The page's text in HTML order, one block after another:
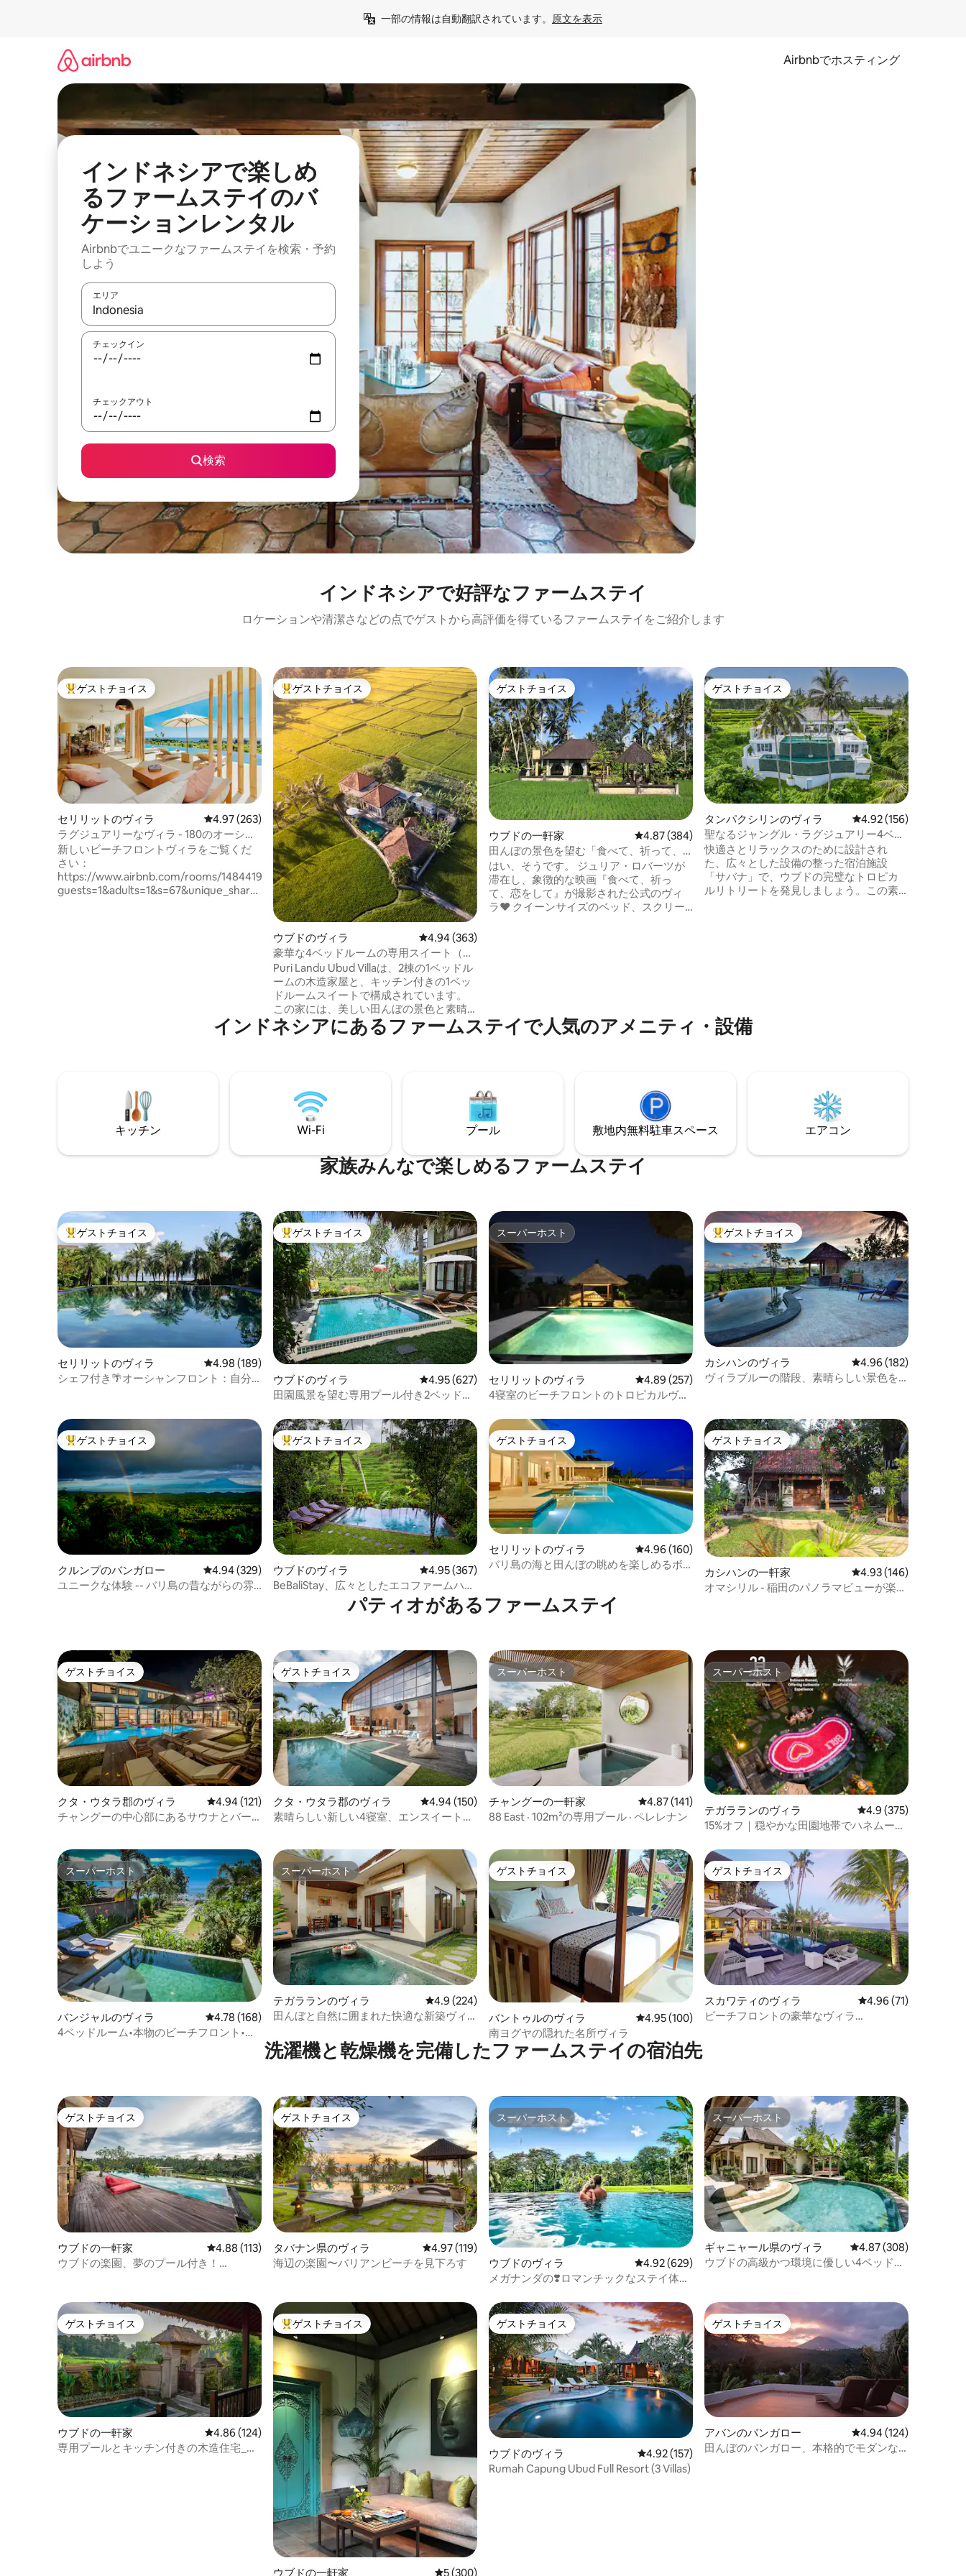
一部の情報は自動翻訳されています。 原文を表示
Airbnbでホスティング
インドネシアで楽しめ
るファームステイのバ
ケーションレンタル
Airbnbでユニークなファームステイを検索・予約
しよう
エリア
検索結果が表示されたら、上下の矢印キーを使って移動するか、画面をタッチまたはスワイプして検索結果を確認することができます。
チェックイン
チェックアウト
検索
インドネシアで好評なファームステイ
ロケーションや清潔さなどの点でゲストから高評価を得ているファームステイをご紹介します
大好評のゲストチョイスです。
ゲストチョイス
セリリットのヴィラ レビュー263件、5つ星中4.97つ星の平均評価
4.97 (263)
ラグジュアリーなヴィラ - 180のオーシャ
ンビュー+ 20メートルのプール
新しいビーチフロントヴィラをご覧くだ
さい：
https://www.airbnb.com/rooms/1484419954615053526?
guests=1&adults=1&s=67&unique_share_id=da7e2d8c-
大好評のゲストチョイスです。
ゲストチョイス
ウブドのヴィラ レビュー363件、5つ星中4.94つ星の平均評価
4.94 (363)
豪華な4ベッドルームの専用スイート（専
用プール付き）
Puri Landu Ubud Villaは、2棟の1ベッドル
ームの木造家屋と、キッチン付きの1ベッ
ドルームスイートで構成されています。
この家には、美しい田んぼの景色と素晴
らしいプールがあり、バリ島ウブドの豪
華なテイストと自然な感触が組み合わさ
ラックスしたホリデーをお楽しみいただ
くために、思い出に残る滞在と卓越した
サービスを提供できるよう最善を尽くし
ます。 180度の田んぼの景色が見えます。
ゲストチョイス
ゲストチョイス
ウブドの一軒家 レビュー384件、5つ星中4.87つ星の平均評価
4.87 (384)
田んぼの景色を望む「食べて、祈って、
恋をして」の伝説の家
はい、そうです。 ジュリア・ロバーツが
滞在し、象徴的な映画『食べて、祈っ
て、恋をして』が撮影された公式のヴィ
ラ❤️ クイーンサイズのベッド、スクリー
ゼボもあります。ヨガ、瞑想、深い休息
に最適です。もしかしたら、肝臓で笑う
ゲストチョイス
ゲストチョイス
タンパクシリンのヴィラ レビュー156件、5つ
4.92 (156)
聖なるジャングル・ラグジュアリー4ベッ
ドルームのウブド・インフィニティプー
ル2つ
快適さとリラックスのために設計され
た、広々とした設備の整った宿泊施設
「サバナ」で、ウブドの完璧なトロピカ
ルリトリートを発見しましょう。この素
ており、最大11人のゲストが快適に過ごす
ことができます。
インドネシアにあるファームステイで人気のアメニティ・設備
キッチン Wi-Fi プール 敷地内無料駐⁠車ス⁠ペ⁠ー⁠ス エアコン
家族みんなで楽しめるファームステイ
大好評のゲストチョイスです。
ゲストチョイス
セリリットのヴィラ レビュー189件、5つ星中4.98つ星の平均評価
4.98 (189)
シェフ付き🌴オーシャンフロント：自分
大好評のゲストチョイスです。
ゲストチョイス
ウブドのヴィラ レビュー627件、5つ星中4.95つ星の平均評価
4.95 (627)
田園風景を望む専用プール付き2ベッドル
スーパーホスト
スーパーホスト
セリリットのヴィラ レビュー257件、5つ星中4.89つ星の平均評価
4.89 (257)
4寝室のビーチフロントのトロピカルヴィ
大好評のゲストチョイスです。
ゲストチョイス
カシハンのヴィラ レビュー182件、5つ
4.96 (182)
ヴィラブルーの階段、素晴らしい景色を
大好評のゲストチョイスです。
ゲストチョイス
クルンプのバンガロー レビュー329件、5つ星中4.94つ星の平均評価
4.94 (329)
ユニークな体験 -- バリ島の昔ながらの雰
大好評のゲストチョイスです。
ゲストチョイス
ウブドのヴィラ レビュー367件、5つ星中4.95つ星の平均評価
4.95 (367)
BeBaliStay、広々としたエコファームハウ
ゲストチョイス
ゲストチョイス
セリリットのヴィラ レビュー160件、5つ星中4.96つ星の平均評価
4.96 (160)
バリ島の海と田んぼの眺めを楽しめるボ
ゲストチョイス
ゲストチョイス
カシハンの一軒家 レビュー146件、5つ
4.93 (146)
オマシリル - 稲田のパノラマビューが楽し
パティオがあるファームステイ
ゲストチョイス
ゲストチョイス
クタ・ウタラ郡のヴィラ レビュー121件、5つ星中4.94つ星の平均評価
4.94 (121)
チャングーの中心部にあるサウナとバー
ゲストチョイス
ゲストチョイス
クタ・ウタラ郡のヴィラ レビュー150件、5つ星中4.94つ星の平均評価
4.94 (150)
素晴らしい新しい4寝室、エンスイート、
スーパーホスト
スーパーホスト
チャングーの一軒家 レビュー141件、5つ星中4.87つ星の平均評価
4.87 (141)
88 East · 102m²の専用プール · ペレレナン
スーパーホスト
スーパーホスト
テガラランのヴィラ レビュー375件、5つ
4.9 (375)
15%オフ｜穏やかな田園地帯でハネムーン
スーパーホスト
スーパーホスト
バンジャルのヴィラ レビュー168件、5つ星中4.78つ星の平均評価
4.78 (168)
4ベッドルーム•本物のビーチフロント•プ
スーパーホスト
スーパーホスト
テガラランのヴィラ レビュー224件、5つ星中4.9つ星の平均評価
4.9 (224)
田んぼと自然に囲まれた快適な新築ヴィ
ゲストチョイス
ゲストチョイス
バントゥルのヴィラ レビュー100件、5つ星中4.95つ星の平均評価
4.95 (100)
南ヨグヤの隠れた名所ヴィラ
ゲストチョイス
ゲストチョイス
スカワティのヴィラ レビュー71件、5つ
4.96 (71)
ビーチフロントの豪華なヴィラ
洗濯機と乾燥機を完備したファームステイの宿泊先
ゲストチョイス
ゲストチョイス
ウブドの一軒家 レビュー113件、5つ星中4.88つ星の平均評価
4.88 (113)
ウブドの楽園、夢のプール付き！
ゲストチョイス
ゲストチョイス
タバナン県のヴィラ レビュー119件、5つ星中4.97つ星の平均評価
4.97 (119)
海辺の楽園〜バリアンビーチを見下ろす
スーパーホスト
スーパーホスト
ウブドのヴィラ レビュー629件、5つ星中4.92つ星の平均評価
4.92 (629)
メガナンダの❣️ロマンチックなステイ体
メガナンダ
スーパーホスト
スーパーホスト
ギャニャール県のヴィラ レビュー308件、5つ星
4.87 (308)
ウブドの高級かつ環境に優しい4ベッドル
ゲストチョイス
ゲストチョイス
ウブドの一軒家 レビュー124件、5つ星中4.86つ星の平均評価
4.86 (124)
専用プールとキッチン付きの木造住宅_寝
大好評のゲストチョイスです。
ゲストチョイス
ウブドの一軒家 レビュー300件、5つ星中5つ星の平均評価
5 (300)
ゲストチョイス
ゲストチョイス
ウブドのヴィラ レビュー157件、5つ星中4.92つ星の平均評価
4.92 (157)
Rumah Capung Ubud Full Resort (3 Villas)
ゲストチョイス
ゲストチョイス
アバンのバンガロー レビュー124件、5つ
4.94 (124)
田んぼのバンガロー、本格的でモダンな